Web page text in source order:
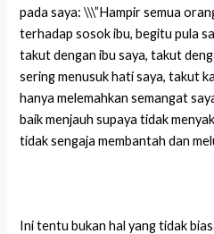
pada saya: \\\”Hampir semua
terhadap sosok ibu, begitu pula
takut dengan ibu saya, takut
sering menusuk hati saya, takut
hanya melemahkan semangat
baik menjauh supaya tidak
tidak sengaja membantah dan
Ini tentu bukan hal yang tidak